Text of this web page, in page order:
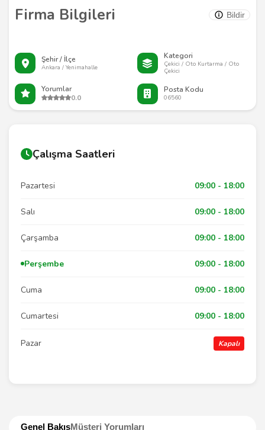
Firma Bilgileri Bildir
Şehir / İlçe
Ankara / Yenimahalle
Kategori
Çekici / Oto Kurtarma / Oto
Çekici
Yorumlar
0.0
Posta Kodu
06560
Genel BakışMüşteri Yorumları
Çalışma Saatleri
Pazartesi 09:00 - 18:00
Salı 09:00 - 18:00
Çarşamba 09:00 - 18:00
Perşembe 09:00 - 18:00
Cuma 09:00 - 18:00
Cumartesi 09:00 - 18:00
Pazar Kapalı